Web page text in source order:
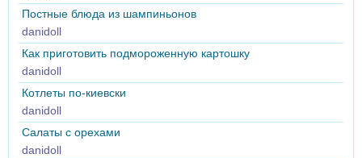
Постные блюда из шампиньонов
danidoll
Как приготовить подмороженную картошку
danidoll
Котлеты по-киевски
danidoll
Салаты с орехами
danidoll